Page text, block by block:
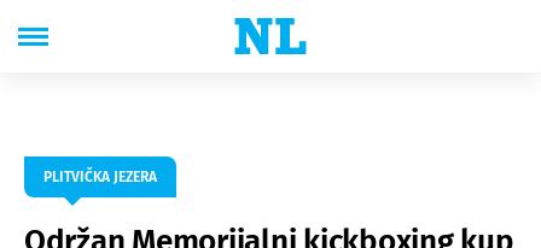
PLITVIČKA JEZERA